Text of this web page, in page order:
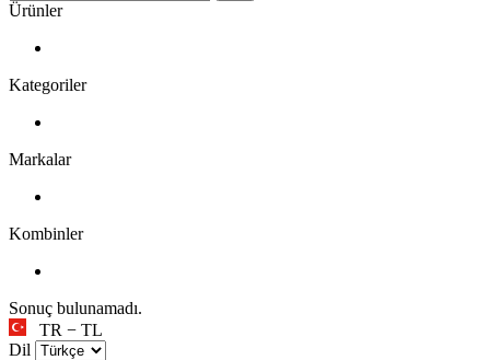
Ürünler
Kategoriler
Markalar
Kombinler
Sonuç bulunamadı.
TR − TL
Dil